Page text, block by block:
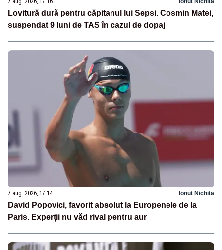
7 aug. 2026, 17:16 Ionuț Nichita
Lovitură dură pentru căpitanul lui Sepsi. Cosmin Matei,
suspendat 9 luni de TAS în cazul de dopaj
7 aug. 2026, 17:14 Ionuț Nichita
David Popovici, favorit absolut la Europenele de la
Paris. Experții nu văd rival pentru aur